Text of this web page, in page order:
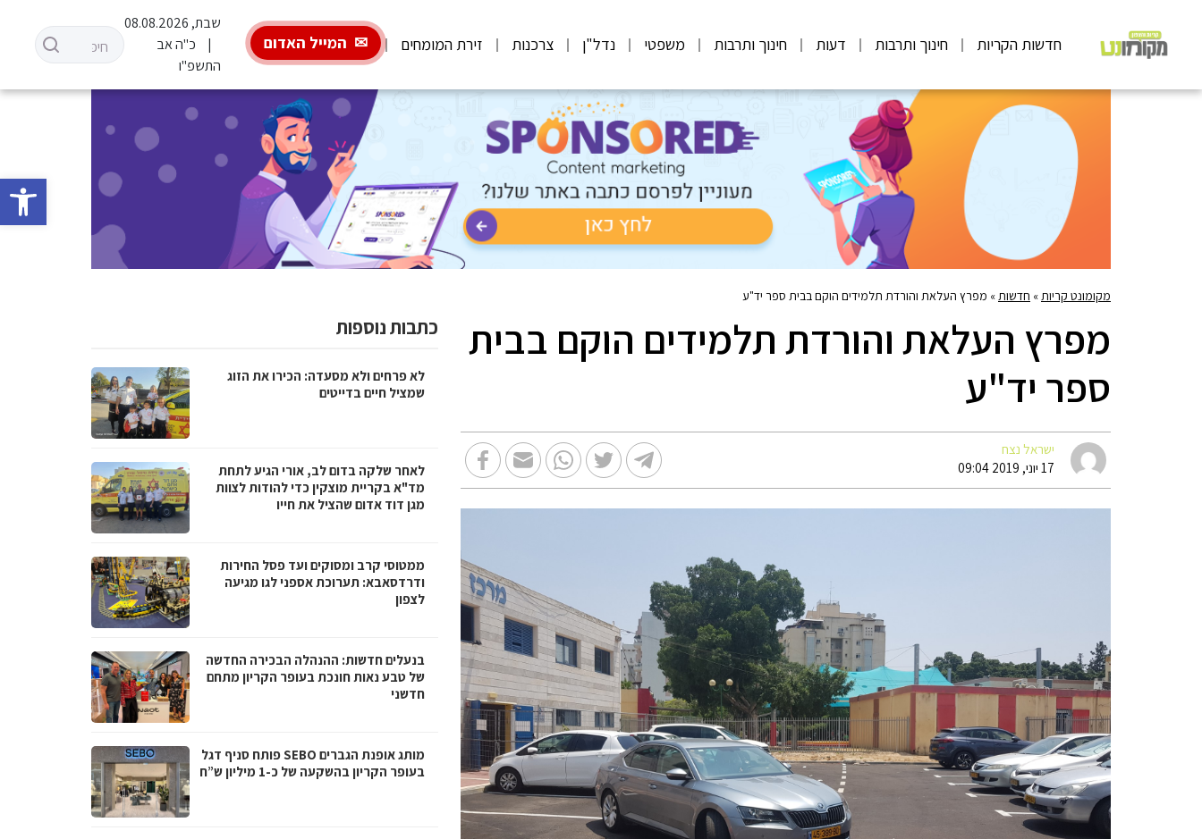
פתח
חדשות הקריות חינוך ותרבות דעות חינוך ותרבות משפטי נדל"ן צרכנות זירת המומחים המייל האדום
שבת, 08.08.2026
כ"ה אב
התשפ"ו
מקומונט קריות » חדשות » מפרץ העלאת והורדת תלמידים הוקם בבית ספר יד"ע
מפרץ העלאת והורדת תלמידים הוקם בבית
ספר יד"ע
ישראל נצח
17 יוני, 2019 09:04
כתבות נוספות
לא פרחים ולא מסעדה: הכירו את הזוג
שמציל חיים בדייטים
לאחר שלקה בדום לב, אורי הגיע לתחת
מד"א בקריית מוצקין כדי להודות לצוות
מגן דוד אדום שהציל את חייו
ממטוסי קרב ומסוקים ועד פסל החירות
ודרדסאבא: תערוכת אספני לגו מגיעה
לצפון
בנעלים חדשות: ההנהלה הבכירה החדשה
של טבע נאות חונכת בעופר הקריון מתחם
חדשני
מותג אופנת הגברים SEBO פותח סניף דגל
בעופר הקריון בהשקעה של כ-1 מיליון ש”ח